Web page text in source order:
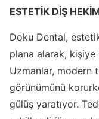
ESTETİK DİŞ
Doku Dental,
plana alarak,
Uzmanlar, modern
görünümünü
gülüş yaratıyor.